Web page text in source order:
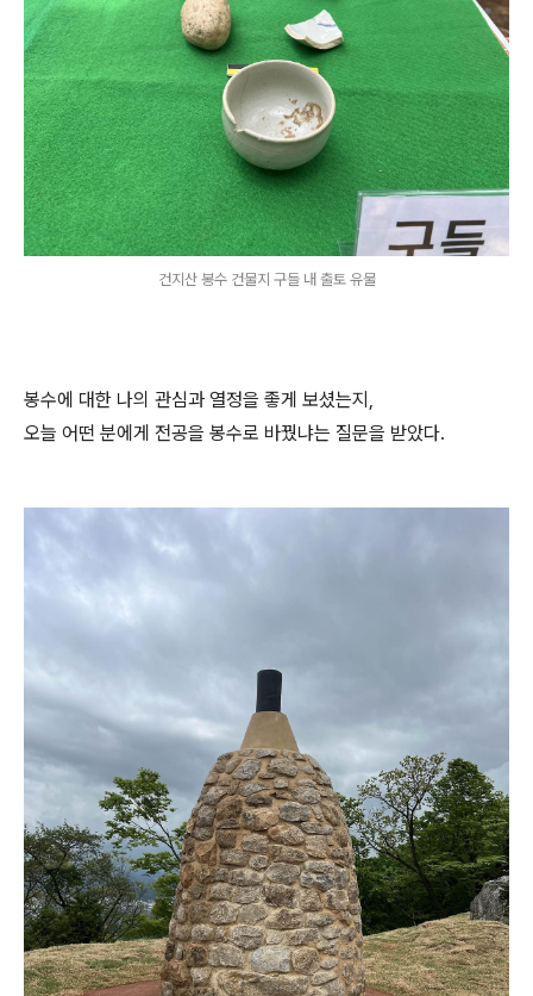
건지산 봉수 건물지 구들 내 출토 유물
봉수에 대한 나의 관심과 열정을 좋게 보셨는지,
오늘 어떤 분에게 전공을 봉수로 바꿨냐는 질문을 받았다.